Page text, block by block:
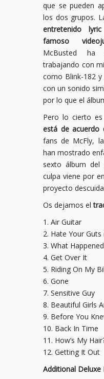
que se pueden
los dos grupos.
entretenido
famoso
McBusted ha
trabajando con
como Blink-182
con un sonido
por lo que el
Pero lo cierto es
está de acuerdo
fans de McFly,
han mostrado
sexto álbum del
culpa viene por
proyecto
Os dejamos el
1. Air Guitar
2. Hate Your
3. What
4. Get Over It
5. Riding On My
6. Gone
7. Sensitive Guy
8. Beautiful Girls
9. Before You
10. Back In Time
11. How’s My
12. Getting It Out
Additional Deluxe